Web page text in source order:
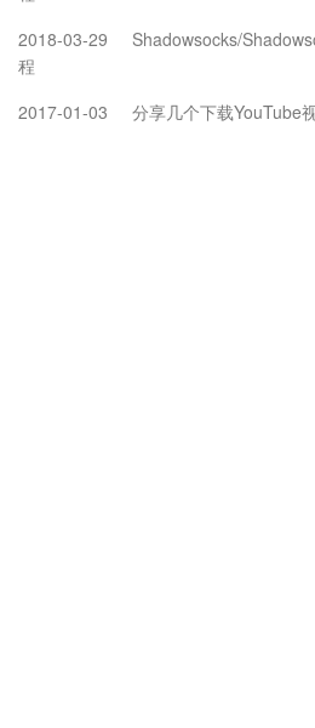
2018-03-29
Shadowsocks/
程
2017-01-03
分享几个下载YouTube